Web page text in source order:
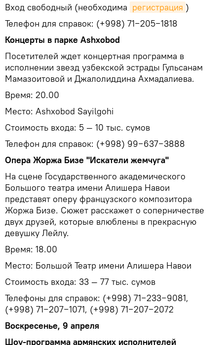
Вход свободный (необходима регистрация )
Телефон для справок: (+998) 71−205−1818
Концерты в парке Ashxobod
Посетителей ждет концертная программа в
исполнении звезд узбекской эстрады Гульсанам
Мамазоитовой и Джалолиддина Ахмадалиева.
Время: 20.00
Место: Ashxobod Sayilgohi
Стоимость входа: 5 — 10 тыс. сумов
Телефон для справок: (+998) 99−637−3888
Опера Жоржа Бизе "Искатели жемчуга"
На сцене Государственного академического
Большого театра имени Алишера Навои
представят оперу французского композитора
Жоржа Бизе. Сюжет расскажет о соперничестве
двух друзей, которые влюблены в прекрасную
девушку Лейлу.
Время: 18.00
Место: Большой Театр имени Алишера Навои
Стоимость входа: 33 — 77 тыс. сумов
Телефоны для справок: (+998) 71−233−9081,
(+998) 71−207−1071, (+998) 71−207−2072
Воскресенье, 9 апреля
Шоу-программа армянских исполнителей